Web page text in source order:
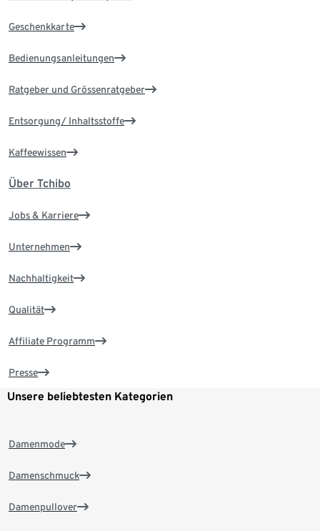
Geschenkkarte
Bedienungsanleitungen
Ratgeber und Grössenratgeber
Entsorgung/ Inhaltsstoffe
Kaffeewissen
Über Tchibo
Jobs & Karriere
Unternehmen
Nachhaltigkeit
Qualität
Affiliate Programm
Presse
Unsere beliebtesten Kategorien
Damenmode
Damenschmuck
Damenpullover